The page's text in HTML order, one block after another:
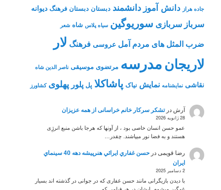
جاده هراز دانش آموز دانشمند دبستان دبستان فرهنگ دیوانه
سرباز سربازی سوریوگین سیاه پلاس شاه شعر
ضرب المثل های مردم آمل عروسی فرهنگ لار
لاریجانمدرسه مرتضوی موسیقی ناصر الدین شاه
نقاشی نمايشنامه نمایش نیاک پاشاکلا پل پلور پهلوی کشاورز
آرش درتشکر سرکار خانم خراسانی از همه عزیزان
28 ژانویه 2026
عمو حسن انسان خاصی بود ، از آونها که هرجا باشن منبع انرژِی
هستند و به فضا نور میپاشند. چقدر…
رضا قویمیدر
حسن غفاري ايرائي هنرپيشه دهه 40 سينماي
ايران
2 دسامبر 2025
با دیدن بازیگرانی مانند حسن غفاری که در جوانی در گذشته اند بسیار